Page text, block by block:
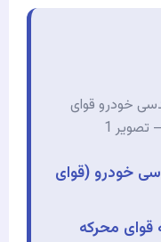
خودرو (قوای
قوای محرکه